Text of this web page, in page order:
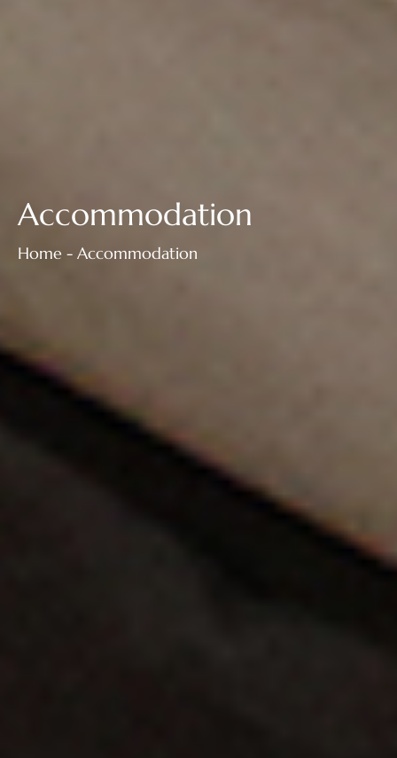
Accommodation
Home - Accommodation